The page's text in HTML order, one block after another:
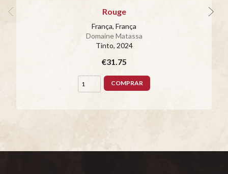
Rouge
França, França
Domaine Matassa
Tinto, 2024
€31.75
COMPRAR